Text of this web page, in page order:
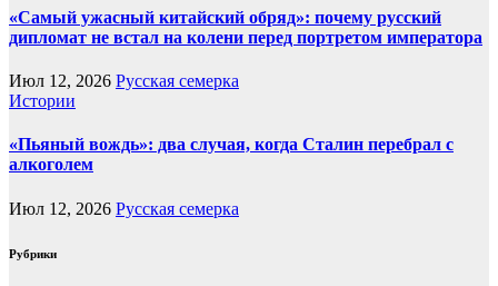
«Самый ужасный китайский обряд»: почему русский
дипломат не встал на колени перед портретом императора
Июл 12, 2026 Русская семерка
Истории
«Пьяный вождь»: два случая, когда Сталин перебрал с
алкоголем
Июл 12, 2026 Русская семерка
Рубрики